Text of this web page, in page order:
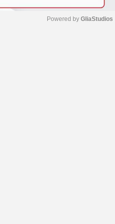
Powered by GliaStudios